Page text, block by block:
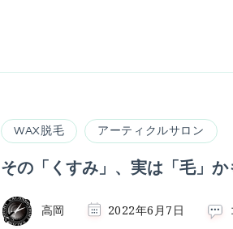
WAX脱毛 アーティクルサロン
その「くすみ」、実は「毛」
高岡 2022年6月7日